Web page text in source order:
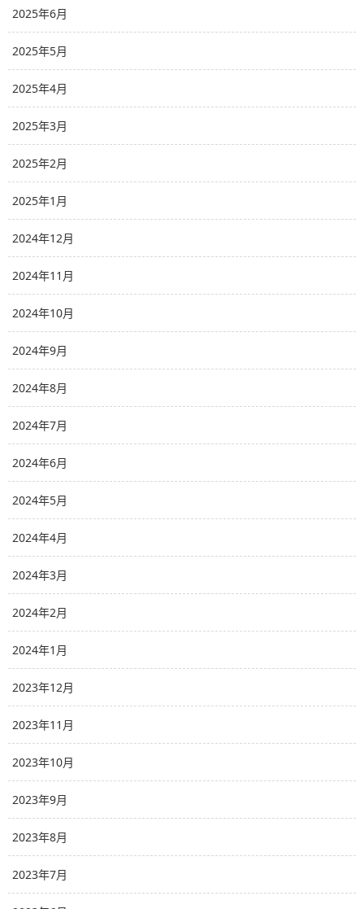
2025年6月
2025年5月
2025年4月
2025年3月
2025年2月
2025年1月
2024年12月
2024年11月
2024年10月
2024年9月
2024年8月
2024年7月
2024年6月
2024年5月
2024年4月
2024年3月
2024年2月
2024年1月
2023年12月
2023年11月
2023年10月
2023年9月
2023年8月
2023年7月